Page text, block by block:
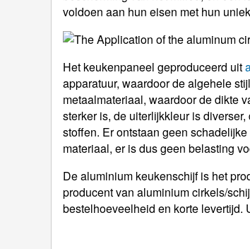
voldoen aan hun eisen met hun
Het keukenpaneel geproduceerd uit
apparatuur, waardoor de algehele
metaalmateriaal, waardoor de dikte
sterker is, de uiterlijkkleur is
stoffen. Er ontstaan ​​geen
materiaal, er is dus geen belasting
De aluminium keukenschijf is het
producent van aluminium cirkels/
bestelhoeveelheid en korte levertijd.